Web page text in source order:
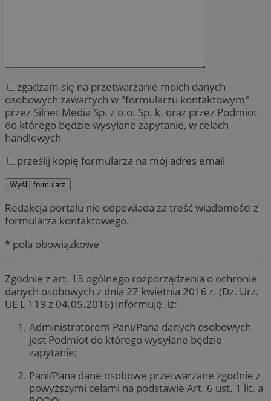
zgadzam się na przetwarzanie moich danych
osobowych zawartych w "formularzu kontaktowym"
przez Silnet Media Sp. z o.o. Sp. k. oraz przez Podmiot
do którego będzie wysyłane zapytanie, w celach
handlowych
prześlij kopię formularza na mój adres email
Redakcja portalu nie odpowiada za treść wiadomości z
formularza kontaktowego.
* pola obowiązkowe
Zgodnie z art. 13 ogólnego rozporządzenia o ochronie
danych osobowych z dnia 27 kwietnia 2016 r. (Dz. Urz.
UE L 119 z 04.05.2016) informuję, iż:
Administratorem Pani/Pana danych osobowych
jest Podmiot do którego wysyłane będzie
zapytanie;
Pani/Pana dane osobowe przetwarzane zgodnie z
powyższymi celami na podstawie Art. 6 ust. 1 lit. a